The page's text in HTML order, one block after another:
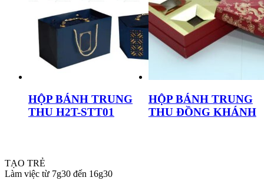
HỘP BÁNH TRUNG
THU H2T-STT01
HỘP BÁNH TRUNG
THU ĐỒNG KHÁNH
TẠO TRẺ
Làm việc từ 7g30 đến 16g30